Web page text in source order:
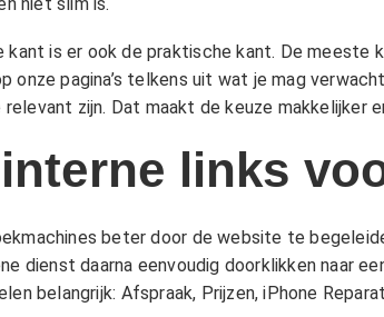
niet slim is.
kant is er ook de praktische kant. De
onze pagina’s telkens uit wat je mag
relevant zijn. Dat maakt de keuze makkelijker
links
beter door de website te
dienst daarna eenvoudig doorklikken naar
belangrijk: Afspraak, Prijzen,iPhone